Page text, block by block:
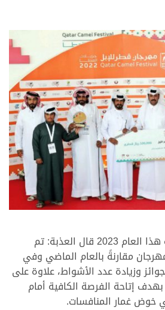
وحول الجديد في نسخة هذا العام 2023 قال العذبة: تم
مقارنةً بالعام الماضي وفي
وزيادة عدد الأشواط، علاوة على
إتاحة الفرصة الكافية أمام
خوض غمار المنافسات.